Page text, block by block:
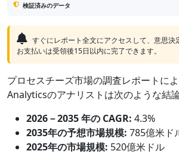
検証済みのデータ
すぐにレポート全文にアクセスして、意思決
お支払いは受領後15日以内に完了できます。
プロセスチーズ市場の調査レポートに
Analyticsのアナリストは次のような結
2026－2035 年の CAGR: 4.3%
2035年の予想市場規模: 785億米ド
2025年の市場規模: 520億米ドル